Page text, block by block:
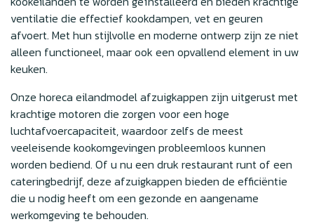
ventilatie die effectief kookdampen, vet en geuren
afvoert. Met hun stijlvolle en moderne ontwerp zijn ze niet
alleen functioneel, maar ook een opvallend element in uw
keuken.
Onze horeca eilandmodel afzuigkappen zijn uitgerust met
krachtige motoren die zorgen voor een hoge
luchtafvoercapaciteit, waardoor zelfs de meest
veeleisende kookomgevingen probleemloos kunnen
worden bediend. Of u nu een druk restaurant runt of een
cateringbedrijf, deze afzuigkappen bieden de efficiëntie
die u nodig heeft om een gezonde en aangename
werkomgeving te behouden.